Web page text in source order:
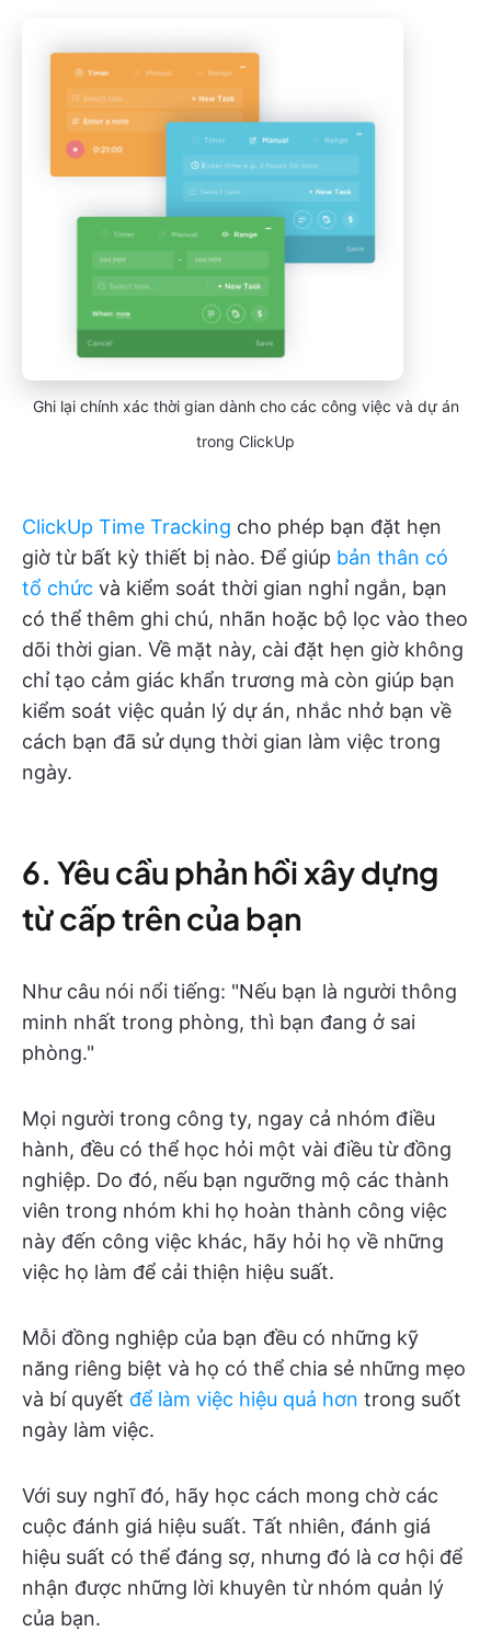
Ghi lại chính xác thời gian dành cho các công việc và dự án
trong ClickUp
ClickUp Time Tracking cho phép bạn đặt hẹn
giờ từ bất kỳ thiết bị nào. Để giúp bản thân có
tổ chức và kiểm soát thời gian nghỉ ngắn, bạn
có thể thêm ghi chú, nhãn hoặc bộ lọc vào theo
dõi thời gian. Về mặt này, cài đặt hẹn giờ không
chỉ tạo cảm giác khẩn trương mà còn giúp bạn
kiểm soát việc quản lý dự án, nhắc nhở bạn về
cách bạn đã sử dụng thời gian làm việc trong
ngày.
6. Yêu cầu phản hồi xây dựng
từ cấp trên của bạn
Như câu nói nổi tiếng: "Nếu bạn là người thông
minh nhất trong phòng, thì bạn đang ở sai
phòng."
Mọi người trong công ty, ngay cả nhóm điều
hành, đều có thể học hỏi một vài điều từ đồng
nghiệp. Do đó, nếu bạn ngưỡng mộ các thành
viên trong nhóm khi họ hoàn thành công việc
này đến công việc khác, hãy hỏi họ về những
việc họ làm để cải thiện hiệu suất.
Mỗi đồng nghiệp của bạn đều có những kỹ
năng riêng biệt và họ có thể chia sẻ những mẹo
và bí quyết để làm việc hiệu quả hơn trong suốt
ngày làm việc.
Với suy nghĩ đó, hãy học cách mong chờ các
cuộc đánh giá hiệu suất. Tất nhiên, đánh giá
hiệu suất có thể đáng sợ, nhưng đó là cơ hội để
nhận được những lời khuyên từ nhóm quản lý
của bạn.